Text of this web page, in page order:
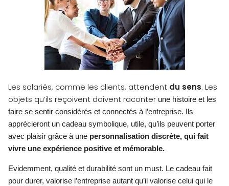
Les salariés, comme les clients, attendent du sens. Les
objets qu’ils reçoivent doivent raconter une histoire et les
faire se sentir considérés et connectés à l’entreprise. Ils
apprécieront un cadeau symbolique, utile, qu’ils peuvent porter
avec plaisir grâce à une personnalisation discrète, qui fait
vivre une expérience positive et mémorable.
Evidemment, qualité et durabilité sont un must. Le cadeau fait
pour durer, valorise l’entreprise autant qu’il valorise celui qui le